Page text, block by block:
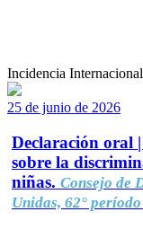
Incidencia Internacional
25 de junio de 2026
Declaración oral
sobre la
niñas. Consejo de
Unidas, 62° período